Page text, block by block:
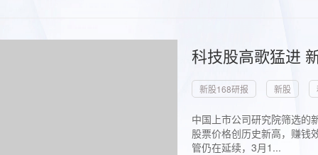
科技股高歌猛进
新股168研报 新股
中国上市公司研究院筛选的
股票价格创历史新高，赚钱
管仍在延续，3月1...